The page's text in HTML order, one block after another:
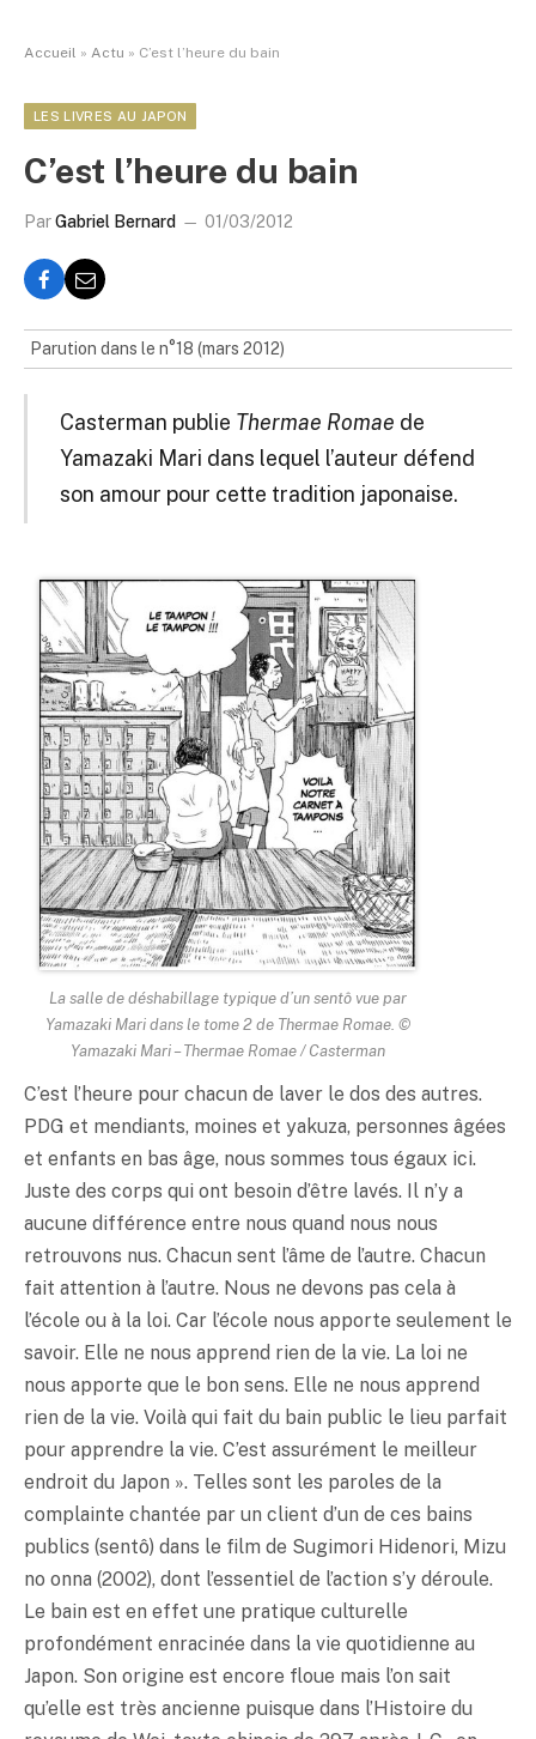
Accueil » Actu » C’est l’heure du bain
LES LIVRES AU JAPON
C’est l’heure du bain
ParGabriel Bernard 01/03/2012
Parution dans le n°18 (mars 2012)
Casterman publie Thermae Romae de
Yamazaki Mari dans lequel l’auteur défend
son amour pour cette tradition japonaise.
La salle de déshabillage typique d’un sentô vue par
Yamazaki Mari dans le tome 2 de Thermae Romae. ©
Yamazaki Mari – Thermae Romae / Casterman
C’est l’heure pour chacun de laver le dos des autres.
PDG et mendiants, moines et yakuza, personnes âgées
et enfants en bas âge, nous sommes tous égaux ici.
Juste des corps qui ont besoin d’être lavés. Il n’y a
aucune différence entre nous quand nous nous
retrouvons nus. Chacun sent l’âme de l’autre. Chacun
fait attention à l’autre. Nous ne devons pas cela à
l’école ou à la loi. Car l’école nous apporte seulement le
savoir. Elle ne nous apprend rien de la vie. La loi ne
nous apporte que le bon sens. Elle ne nous apprend
rien de la vie. Voilà qui fait du bain public le lieu parfait
pour apprendre la vie. C’est assurément le meilleur
endroit du Japon ». Telles sont les paroles de la
complainte chantée par un client d’un de ces bains
publics (sentô) dans le film de Sugimori Hidenori, Mizu
no onna (2002), dont l’essentiel de l’action s’y déroule.
Le bain est en effet une pratique culturelle
profondément enracinée dans la vie quotidienne au
Japon. Son origine est encore floue mais l’on sait
qu’elle est très ancienne puisque dans l’Histoire du